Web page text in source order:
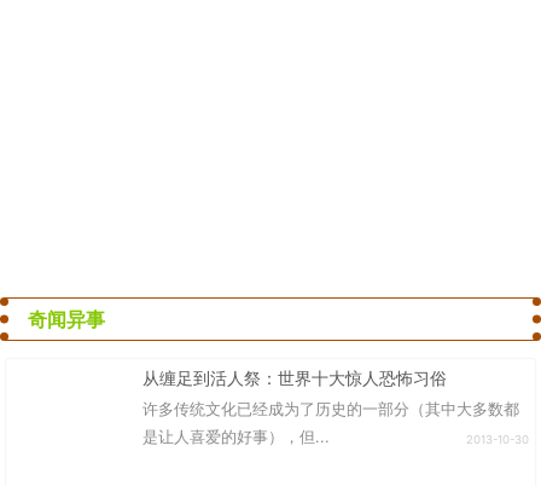
奇闻异事
从缠足到活人祭：世界十大惊人恐怖习俗
许多传统文化已经成为了历史的一部分（其中大多数都
是让人喜爱的好事），但...
2013-10-30